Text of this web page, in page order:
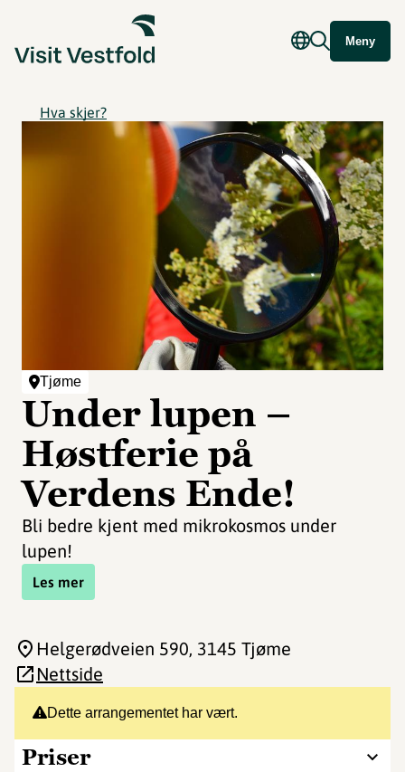
Meny
Hva skjer?
Tjøme
Under lupen –
Høstferie på
Verdens Ende!
Bli bedre kjent med mikrokosmos under
lupen!
Les mer
Dette arrangementet har vært.
Priser
Helgerødveien 590, 3145 Tjøme
Nettside